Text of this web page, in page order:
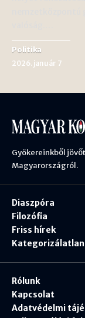
Politika
2026. január 7
Gyökereinkből
Magyarországról.
Diaszpóra
Filozófia
Friss hírek
Kategorizálatlan
Rólunk
Kapcsolat
Adatvédelmi